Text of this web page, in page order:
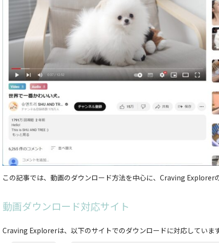
この記事では、動画のダウンロード方法を中心に、Craving Explorer
動画ダウンロード対応サイト
Craving Explorerは、以下のサイトでのダウンロードに対応していま